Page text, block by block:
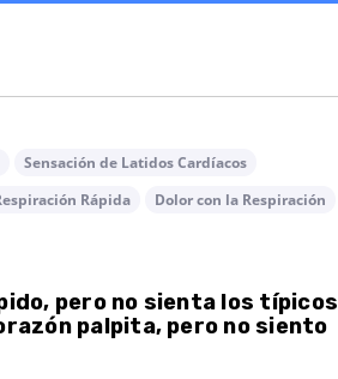
Sensación de Latidos Cardíacos
Rápida
Dolor con la Respiración
pero no sienta los típicos
palpita, pero no siento